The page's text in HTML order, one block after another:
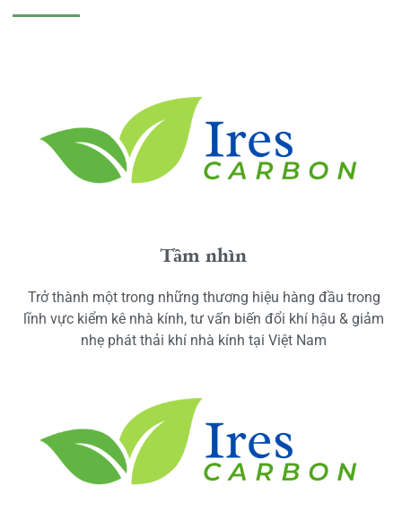
Tầm nhìn
Trở thành một trong những thương hiệu hàng đầu trong
lĩnh vực kiểm kê nhà kính, tư vấn biến đổi khí hậu & giảm
nhẹ phát thải khí nhà kính tại Việt Nam